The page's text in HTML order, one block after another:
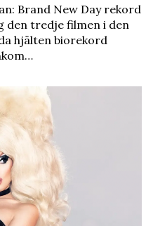
Brand New Day rekord
den tredje filmen i den
hjälten biorekord